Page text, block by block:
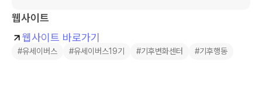
웹사이트
웹사이트 바로가기
#유세이버스 #유세이버스19기 #기후변화센터 #기후행동